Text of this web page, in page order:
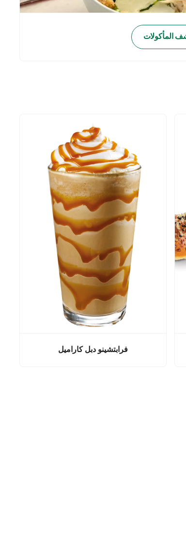
المأكولات
فرابتشينو دبل كاراميل